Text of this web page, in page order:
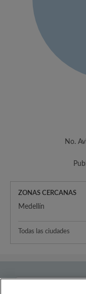
No.
ZONAS CERCANAS
Medellín
Todas las ciudades